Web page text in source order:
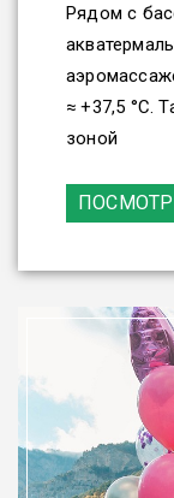
Рядом с
≈ +37,5 °C.
зоной